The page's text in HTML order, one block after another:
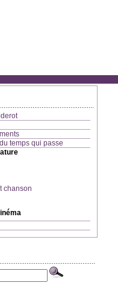
temps qui passe
chanson